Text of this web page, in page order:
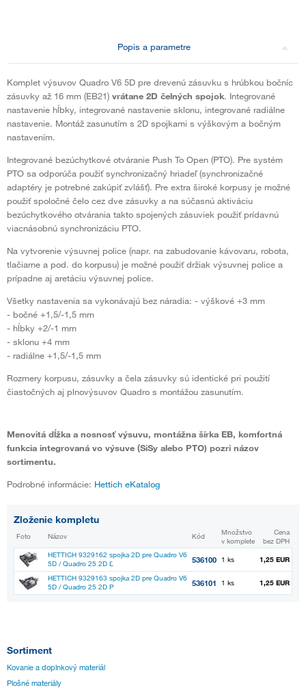
Popis a parametre
Komplet výsuvov Quadro V6 5D pre drevenú zásuvku s hrúbkou bočníc
zásuvky až 16 mm (EB21) vrátane 2D čelných spojok. Integrované
nastavenie hĺbky, integrované nastavenie sklonu, integrované radiálne
nastavenie. Montáž zasunutím s 2D spojkami s výškovým a bočným
nastavením.
Integrované bezúchytkové otváranie Push To Open (PTO). Pre systém
PTO sa odporúča použiť synchronizačný hriadeľ (synchronizačné
adaptéry je potrebné zakúpiť zvlášť). Pre extra široké korpusy je možné
použiť spoločné čelo cez dve zásuvky a na súčasnú aktiváciu
bezúchytkového otvárania takto spojených zásuviek použiť prídavnú
viacnásobnú synchronizáciu PTO.
Na vytvorenie výsuvnej police (napr. na zabudovanie kávovaru, robota,
tlačiarne a pod. do korpusu) je možné použiť držiak výsuvnej police a
prípadne aj aretáciu výsuvnej police.
Všetky nastavenia sa vykonávajú bez náradia: - výškové +3 mm
- bočné +1,5/-1,5 mm
- hĺbky +2/-1 mm
- sklonu +4 mm
- radiálne +1,5/-1,5 mm
Rozmery korpusu, zásuvky a čela zásuvky sú identické pri použití
čiastočných aj plnovýsuvov Quadro s montážou zasunutím.
Menovitá dĺžka a nosnosť výsuvu, montážna šírka EB, komfortná
funkcia integrovaná vo výsuve (SiSy alebo PTO) pozri názov
sortimentu.
Podrobné informácie: Hettich eKatalog
Zloženie kompletu
Foto Názov Kód
Množstvo
v komplete
Cena
bez DPH
HETTICH 9329162 spojka 2D pre Quadro V6
5D / Quadro 25 2D Ľ
536100 1 ks 1,25 EUR
HETTICH 9329163 spojka 2D pre Quadro V6
5D / Quadro 25 2D P
536101 1 ks 1,25 EUR
Sortiment
Kovanie a doplnkový materiál
Plošné materiály